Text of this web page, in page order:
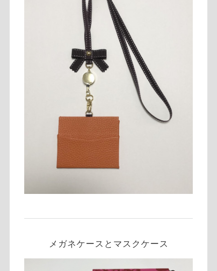
メガネケースとマスクケース